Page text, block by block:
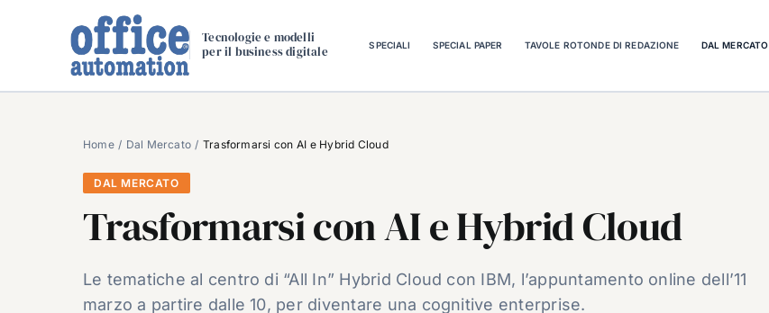
Tecnologie e modelli
per il business digitale
SPECIALI SPECIAL PAPER TAVOLE ROTONDE DI REDAZIONE DAL MERCATO
Home Dal Mercato Trasformarsi con AI e Hybrid Cloud
DAL MERCATO
Trasformarsi con AI e Hybrid Cloud
Le tematiche al centro di “All In” Hybrid Cloud con IBM, l’appuntamento online dell’11
marzo a partire dalle 10, per diventare una cognitive enterprise.